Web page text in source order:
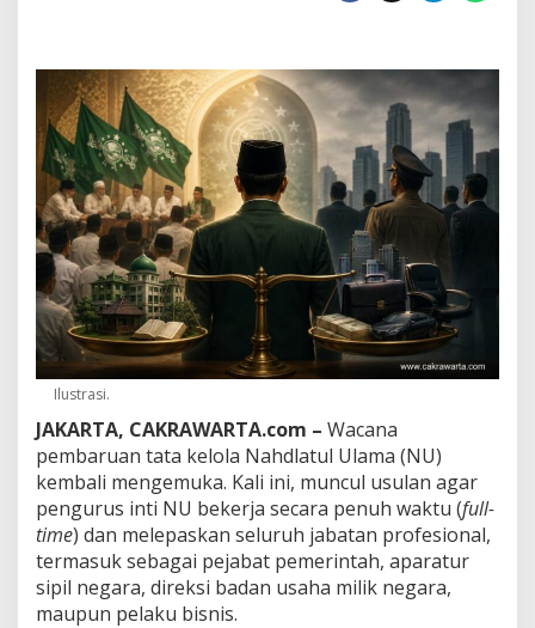
r
o
v
r
s
i
a
l
:
e
n
g
u
u
s
N
U
F
u
l
-
T
Ilustrasi.
JAKARTA, CAKRAWARTA.com – Wacana
pembaruan tata kelola Nahdlatul Ulama (NU)
kembali mengemuka. Kali ini, muncul usulan agar
pengurus inti NU bekerja secara penuh waktu (full-
time) dan melepaskan seluruh jabatan profesional,
termasuk sebagai pejabat pemerintah, aparatur
sipil negara, direksi badan usaha milik negara,
maupun pelaku bisnis.